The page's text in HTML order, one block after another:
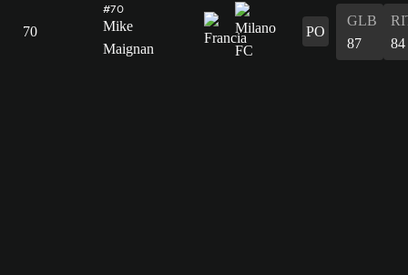
70
#70
Mike
Maignan
PO
GLB
87
84